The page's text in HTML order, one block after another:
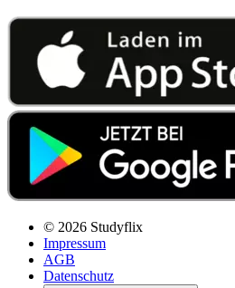
© 2026 Studyflix
Impressum
AGB
Datenschutz